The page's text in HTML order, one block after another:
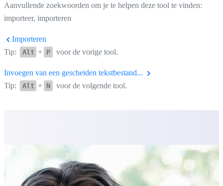
Aanvullende zoekwoorden om je te helpen deze tool te vinden:
importeer, importeren
Importeren
Tip:
Alt + P voor de vorige tool.
Invoegen van een gescheiden tekstbestand...
Tip:
Alt + N voor de volgende tool.